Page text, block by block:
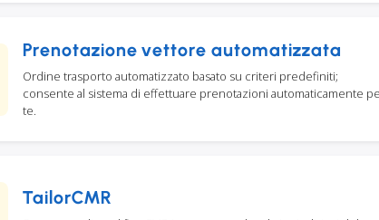
Prenotazione vettore automatizzata
Ordine trasporto automatizzato basato su criteri predefiniti;
consente al sistema di effettuare prenotazioni automaticamente
te.
TailorCMR